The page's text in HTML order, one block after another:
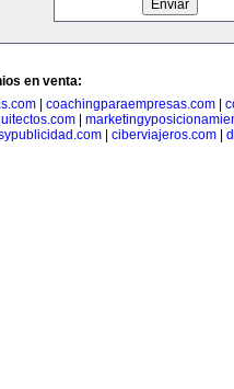
en venta:
| coachingparaempresas.com|
| ciberviajeros.com|